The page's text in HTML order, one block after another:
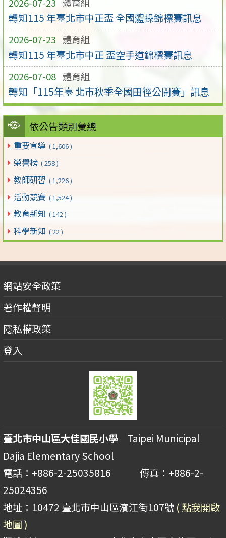
2026-07-23 體育組
轉知115 年臺北市中正盃 全國體操錦標賽訊息
2026-07-23 體育組
轉知115 年臺北市中正 盃空手道錦標賽訊息
2026-07-08 體育組
轉知「115年臺 北市秋季全國田徑公開賽」訊息
依公告類別彙總
重要宣導 ( 1,606 )
榮譽榜 ( 258 )
教師研習 ( 1,226 )
活動競賽 ( 1,524 )
教育新知 ( 142 )
科學新知 ( 22 )
網站安全政策
著作權聲明
隱私權政策
登入
臺北市中山區大佳國民小學 Taipei Municipal
Dajia Elementary School
電話：+886-2-25035816 傳真：+886-2-
25024356
地址：10472 臺北市中山區濱江街107號 ( 點我開啟
地圖 )